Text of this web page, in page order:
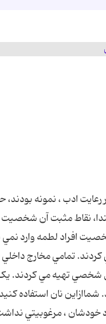
رعايت ادب ، نمونه
نقاط مثبت آن شخصيت
شخصيت افراد لطمه وارد
کردند. تمامي مخارج
تهيه مي کردند.
نان استفاده
خودشان ، مرغوبيتي